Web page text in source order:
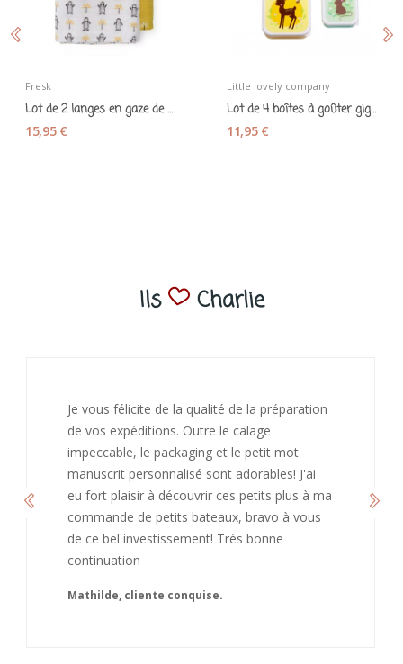
Fresk
Lot de 2 langes en gaze de coton bio...
15,95 €
Little lovely company
Lot de 4 boîtes à goûter gigognes « Amis de la...
11,95 €
Ils Charlie
J’ai adoré ouvrir ce paquet votre message est
bienveillant et fait plaisir. Je ne manquerai pas
de recommandé chez vous. Bonne
continuation et merci à vous.
Caroline